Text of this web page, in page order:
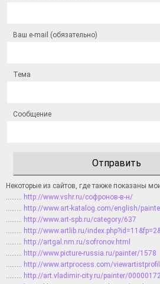
Ваш e-mail (обязательно)
Тема
Сообщение
Некоторые из сайтов, где также показаны
http://www.vshr.ru/софронов-в-н/
http://www.art-katalog.com/english/
http://www.art-spb.ru/category/637
http://www.artlib.ru/
http://artgal.nm.ru/sofronov.html
http://www.picture-russia.ru/painter/1578
http://www.artprocess.com/
http://art.vladimir-city.ru/painter/